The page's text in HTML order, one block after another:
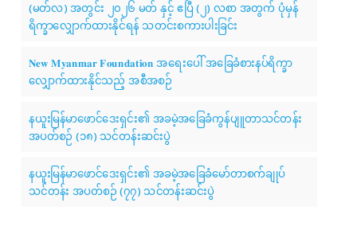
(မတ်လ) အတွင်း ၂၀၂၆ မတ် နှင့် ဧပြီ (၂) လစာ အတွက် ပုံမှန်
ရိက္ခာလျှောက်ထားနိုင်ရန် သတင်းစကားပါးခြင်း
𝐍𝐞𝐰 𝐌𝐲𝐚𝐧𝐦𝐚𝐫 𝐅𝐨𝐮𝐧𝐝𝐚𝐭𝐢𝐨𝐧 အရေးပေါ် အခြေခံစားနပ်ရိက္ခာ
လျှောက်ထားနိုင်သည့် အစီအစဉ်
နယူးမြန်မာဖောင်ဒေးရှင်း၏ အခမဲ့အခြေခံကွန်ပျူတာသင်တန်း
အပတ်စဉ် (၁၈) သင်တန်းဆင်းပွဲ
နယူးမြန်မာဖောင်ဒေးရှင်း၏ အခမဲ့အခြေခံမော်တာစက်ချုပ်
သင်တန်း အပတ်စဉ် (၇၇) သင်တန်းဆင်းပွဲ